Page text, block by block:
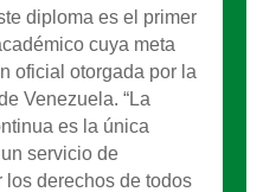
diploma es el primer
cuya meta
oficial otorgada por la
Venezuela. “La
es la única
servicio de
derechos de todos